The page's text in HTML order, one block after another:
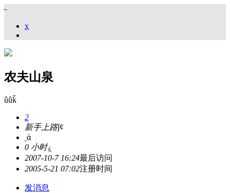
˵
ҳ
农夫山泉
ûûǩ
2
新手上路ǰȼ
ά
0 小时ۼ
2007-10-7 16:24最后访问
2005-5-21 07:02注册时间
发消息